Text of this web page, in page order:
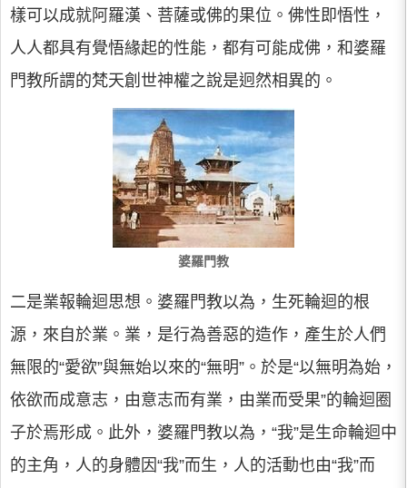
樣可以成就阿羅漢、菩薩或佛的果位。佛性即悟性，
人人都具有覺悟緣起的性能，都有可能成佛，和婆羅
門教所謂的梵天創世神權之說是迥然相異的。
婆羅門教
二是業報輪迴思想。婆羅門教以為，生死輪迴的根
源，來自於業。業，是行為善惡的造作，產生於人們
無限的“愛欲”與無始以來的“無明”。於是“以無明為始，
依欲而成意志，由意志而有業，由業而受果”的輪迴圈
子於焉形成。此外，婆羅門教以為，“我”是生命輪迴中
的主角，人的身體因“我”而生，人的活動也由“我”而